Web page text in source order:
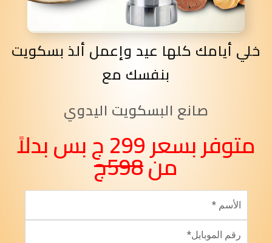
خلي أيامك كلها عيد وإعمل ألذ بسكويت
بنفسك مع
صانع البسكويت اليدوي
متوفر بسعر 299 ج بس بدلاً
من598ج